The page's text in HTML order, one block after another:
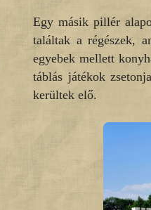
Egy másik pillér
találtak a régészek,
egyebek mellett
táblás játékok
kerültek elő.